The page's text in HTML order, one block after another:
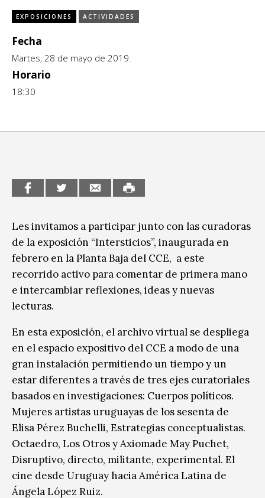
CCE en el interior/libros
Espacio itinerante de lectura infantil
Exposiciones
Formación
Género y Diversidad
Letras
Música
EXPOSICIONES ACTIVIDADES
Fecha
Martes, 28 de mayo de 2019.
Horario
18:30
Les invitamos a participar junto con las curadoras
de la exposición “Intersticios”, inaugurada en
febrero en la Planta Baja del CCE, a este
recorrido activo para comentar de primera mano
e intercambiar reflexiones, ideas y nuevas
lecturas.
En esta exposición, el archivo virtual se despliega
en el espacio expositivo del CCE a modo de una
gran instalación permitiendo un tiempo y un
estar diferentes a través de tres ejes curatoriales
basados en investigaciones: Cuerpos políticos.
Mujeres artistas uruguayas de los sesenta de
Elisa Pérez Buchelli, Estrategias conceptualistas.
Octaedro, Los Otros y Axiomade May Puchet,
Disruptivo, directo, militante, experimental. El
cine desde Uruguay hacia América Latina de
Ángela López Ruiz.